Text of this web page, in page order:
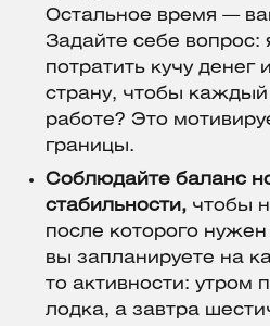
Остальное время —
Задайте себе вопрос:
потратить кучу денег
страну, чтобы каждый
работе? Это
границы.
Соблюдайте баланс
стабильности, чтобы
после которого
вы запланируете на
то активности: утром
лодка, а завтра